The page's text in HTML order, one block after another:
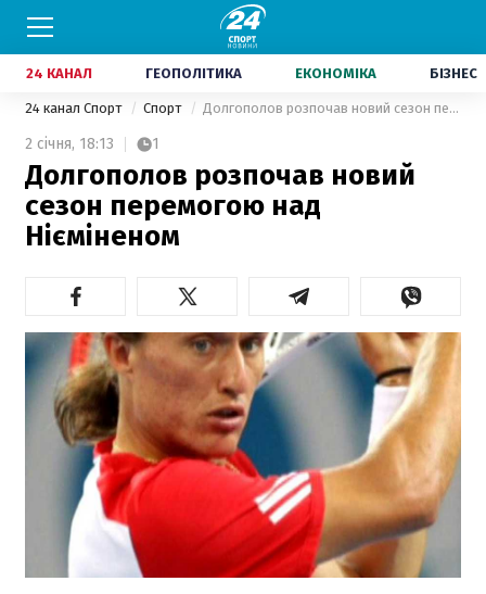
24 КАНАЛ ГЕОПОЛІТИКА ЕКОНОМІКА БІЗНЕС
24 канал Спорт Спорт Долгополов розпочав новий сезон перемогою над Нієміненом
2 січня, 18:13 1
Долгополов розпочав новий
сезон перемогою над
Нієміненом